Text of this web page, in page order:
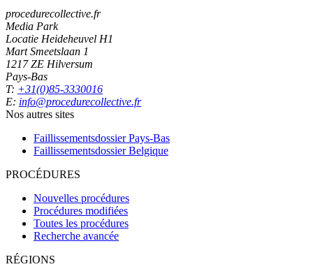
procedurecollective.fr
Media Park
Locatie Heideheuvel H1
Mart Smeetslaan 1
1217 ZE Hilversum
Pays-Bas
T: +31(0)85-3330016
E: info@procedurecollective.fr
Nos autres sites
Faillissementsdossier Pays-Bas
Faillissementsdossier Belgique
PROCÉDURES
Nouvelles procédures
Procédures modifiées
Toutes les procédures
Recherche avancée
RÉGIONS